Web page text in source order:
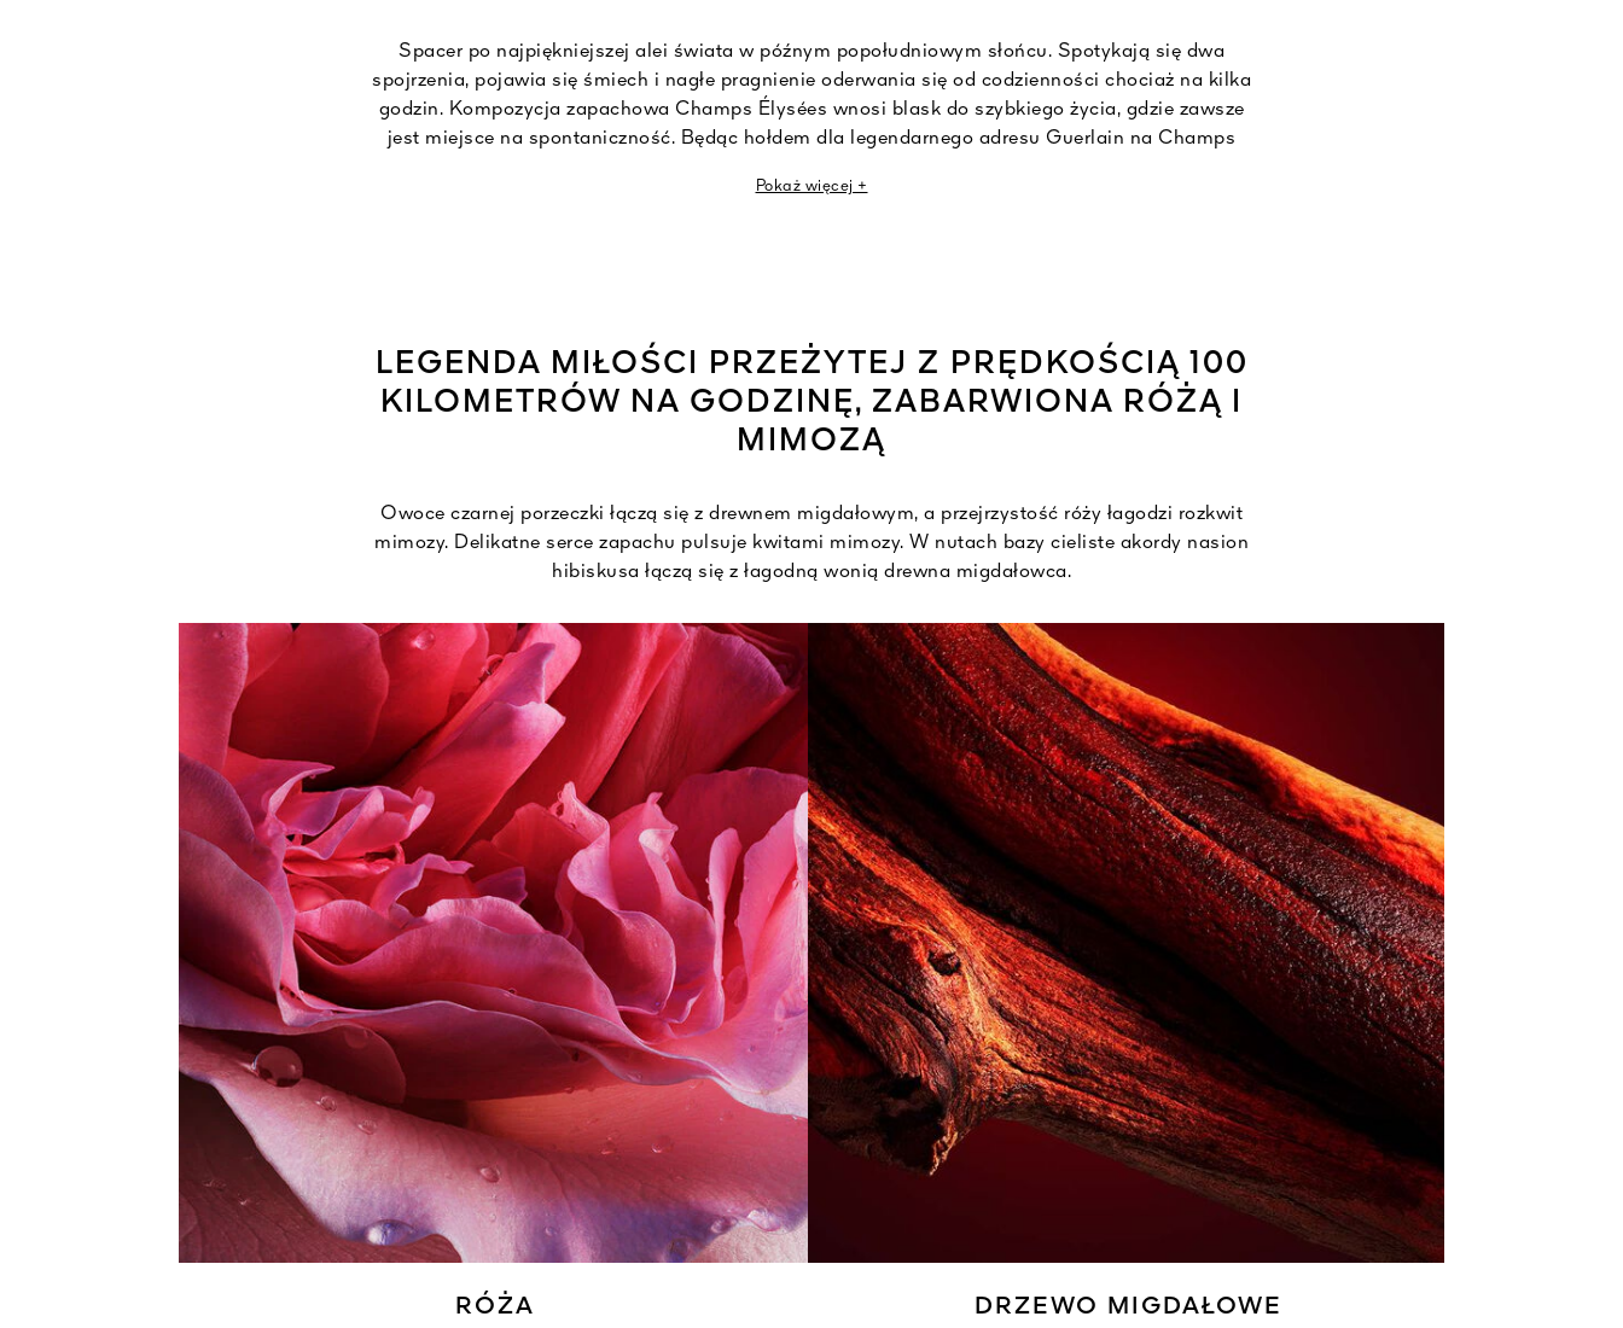
Spacer po najpiękniejszej alei świata w późnym popołudniowym słońcu. Spotykają się dwa
spojrzenia, pojawia się śmiech i nagłe pragnienie oderwania się od codzienności chociaż na kilka
godzin. Kompozycja zapachowa Champs Élysées wnosi blask do szybkiego życia, gdzie zawsze
jest miejsce na spontaniczność. Będąc hołdem dla legendarnego adresu Guerlain na Champs
spotkań i pragnienia wyzwolonych kobiet, by czerpać z życia pełnymi garściami. Pod przejrzystą
Pokaż więcej +
LEGENDA MIŁOŚCI PRZEŻYTEJ Z PRĘDKOŚCIĄ 100
KILOMETRÓW NA GODZINĘ, ZABARWIONA RÓŻĄ I
MIMOZĄ
Owoce czarnej porzeczki łączą się z drewnem migdałowym, a przejrzystość róży łagodzi rozkwit
mimozy. Delikatne serce zapachu pulsuje kwitami mimozy. W nutach bazy cieliste akordy nasion
hibiskusa łączą się z łagodną wonią drewna migdałowca.
RÓŻA DRZEWO MIGDAŁOWE